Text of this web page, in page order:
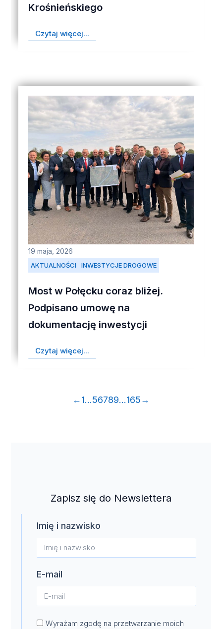
Krośnieńskiego
Czytaj więcej...
AKTUALNOŚCI INWESTYCJE DROGOWE
19 maja, 2026
Most w Połęcku coraz bliżej.
Podpisano umowę na
dokumentację inwestycji
Czytaj więcej...
←1…56789…165→
Zapisz się do Newslettera
Imię i nazwisko
E-mail
Wyrażam zgodę na przetwarzanie moich